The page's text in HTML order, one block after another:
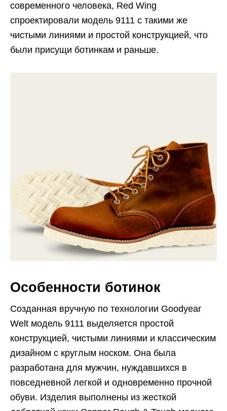
современного человека, Red Wing
спроектировали модель 9111 с такими же
чистыми линиями и простой конструкцией, что
были присущи ботинкам и раньше.
Особенности ботинок
Созданная вручную по технологии Goodyear
Welt модель 9111 выделяется простой
конструкцией, чистыми линиями и классическим
дизайном с круглым носком. Она была
разработана для мужчин, нуждавшихся в
повседневной легкой и одновременно прочной
обуви. Изделия выполнены из жесткой